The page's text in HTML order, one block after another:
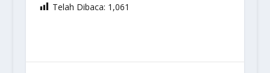
Telah Dibaca: 1,061